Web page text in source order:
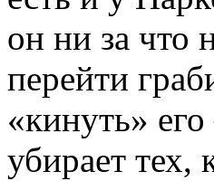
он ни за что
перейти
«кинуть»
убирает